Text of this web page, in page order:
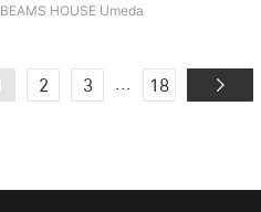
BEAMS HOUSE Umeda
2 3 ... 18